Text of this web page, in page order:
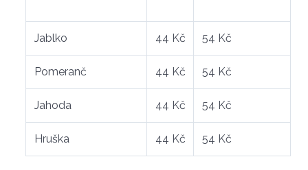
Jablko 44 Kč 54 Kč
Pomeranč 44 Kč 54 Kč
Jahoda 44 Kč 54 Kč
Hruška 44 Kč 54 Kč